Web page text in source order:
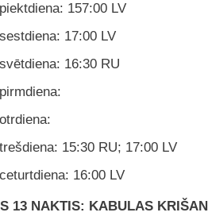
157:00 LV
17:00 LV
16:30 RU
15:30 RU; 17:00 LV
16:00 LV
13 NAKTIS: KABULAS